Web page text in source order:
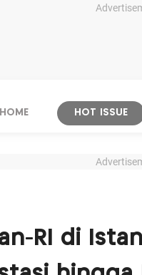
HOME HOT ISSUE
RI di